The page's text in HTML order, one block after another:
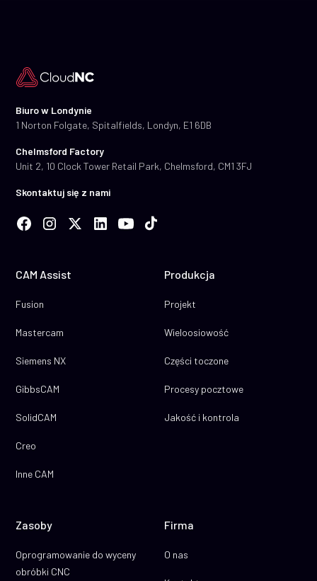
Biuro w Londynie
1 Norton Folgate, Spitalfields, Londyn, E1 6DB
Chelmsford Factory
Unit 2, 10 Clock Tower Retail Park, Chelmsford, CM1 3FJ
Skontaktuj się z nami
CAM Assist
Fusion
Mastercam
Siemens NX
GibbsCAM
SolidCAM
Creo
Inne CAM
Produkcja
Projekt
Wieloosiowość
Części toczone
Procesy pocztowe
Jakość i kontrola
Zasoby
Oprogramowanie do wyceny
obróbki CNC
Firma
O nas